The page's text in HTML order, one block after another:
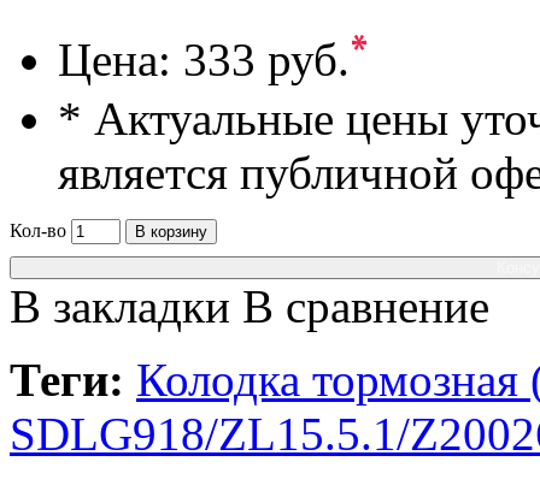
Цена: 333 руб.*
* Актуальные цены
является публичной
Кол-во
В корзину
В закладки В сравнение
Теги: Колодка тормозная
SDLG918/ZL15.5.1/